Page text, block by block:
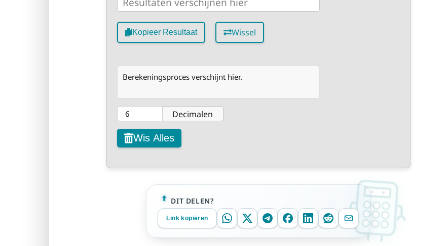
Kopieer Resultaat Wissel
Berekeningsproces verschijnt hier.
Decimalen
Wis Alles
DIT DELEN?
Link kopiëren